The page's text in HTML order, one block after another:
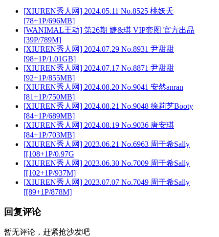
[XIUREN秀人网] 2024.05.11 No.8525 桃妖夭
[78+1P/696MB]
[WANIMAL王动] 第26期 婕&琪 VIP套图 官方出品
[39P/789M]
[XIUREN秀人网] 2024.07.29 No.8931 尹甜甜
[98+1P/1.01GB]
[XIUREN秀人网] 2024.07.17 No.8871 尹甜甜
[92+1P/855MB]
[XIUREN秀人网] 2024.08.20 No.9041 安然anran
[81+1P/750MB]
[XIUREN秀人网] 2024.08.21 No.9048 徐莉芝Booty
[84+1P/689MB]
[XIUREN秀人网] 2024.08.19 No.9036 唐安琪
[84+1P/703MB]
[XIUREN秀人网] 2023.06.21 No.6963 周于希Sally
[[108+1P/0.97G
[XIUREN秀人网] 2023.06.30 No.7009 周于希Sally
[[102+1P/937M]
[XIUREN秀人网] 2023.07.07 No.7049 周于希Sally
[[89+1P/878M]
回复评论
暂无评论，赶紧抢沙发吧